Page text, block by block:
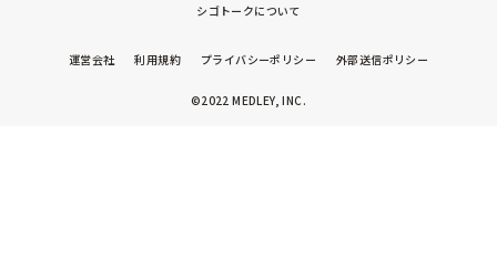
シゴトークについて
運営会社 利用規約 プライバシーポリシー 外部送信ポリシー
©2022 MEDLEY, INC.